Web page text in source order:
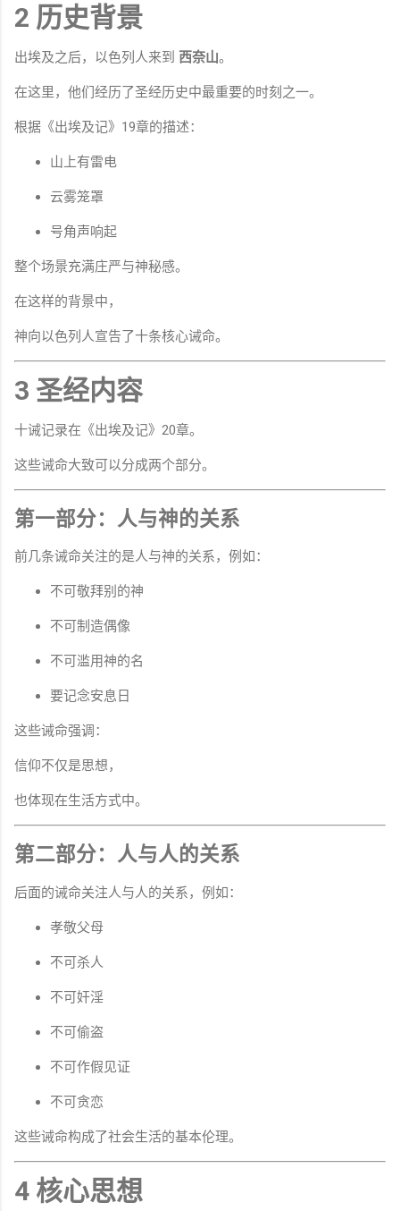
2 历史背景
出埃及之后，以色列人来到 西奈山。
在这里，他们经历了圣经历史中最重要的时刻之一。
根据《出埃及记》19章的描述：
山上有雷电
云雾笼罩
号角声响起
整个场景充满庄严与神秘感。
在这样的背景中，
神向以色列人宣告了十条核心诫命。
3 圣经内容
十诫记录在《出埃及记》20章。
这些诫命大致可以分成两个部分。
第一部分：人与神的关系
前几条诫命关注的是人与神的关系，例如：
不可敬拜别的神
不可制造偶像
不可滥用神的名
要记念安息日
这些诫命强调：
信仰不仅是思想，
也体现在生活方式中。
第二部分：人与人的关系
后面的诫命关注人与人的关系，例如：
孝敬父母
不可杀人
不可奸淫
不可偷盗
不可作假见证
不可贪恋
这些诫命构成了社会生活的基本伦理。
4 核心思想